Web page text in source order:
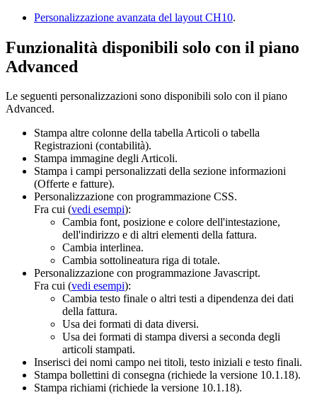
Personalizzazione avanzata del layout CH10.
Funzionalità disponibili solo con il piano
Advanced
Le seguenti personalizzazioni sono disponibili solo con il piano
Advanced.
Stampa altre colonne della tabella Articoli o tabella
Registrazioni (contabilità).
Stampa immagine degli Articoli.
Stampa i campi personalizzati della sezione informazioni
(Offerte e fatture).
Personalizzazione con programmazione CSS.
Fra cui (vedi esempi):
Cambia font, posizione e colore dell'intestazione,
dell'indirizzo e di altri elementi della fattura.
Cambia interlinea.
Cambia sottolineatura riga di totale.
Personalizzazione con programmazione Javascript.
Fra cui (vedi esempi):
Cambia testo finale o altri testi a dipendenza dei dati
della fattura.
Usa dei formati di data diversi.
Usa dei formati di stampa diversi a seconda degli
articoli stampati.
Inserisci dei nomi campo nei titoli, testo iniziali e testo finali.
Stampa bollettini di consegna (richiede la versione 10.1.18).
Stampa richiami (richiede la versione 10.1.18).